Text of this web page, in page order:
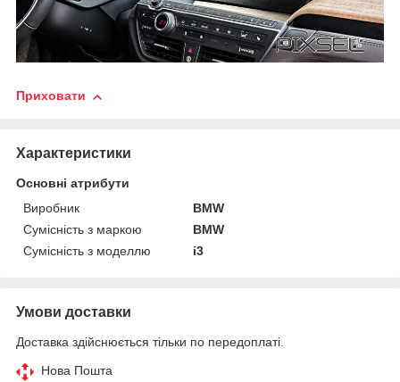
Приховати
Характеристики
Основні атрибути
Виробник
BMW
Сумісність з маркою
BMW
Сумісність з моделлю
i3
Умови доставки
Доставка здійснюється тільки по передоплаті.
Нова Пошта